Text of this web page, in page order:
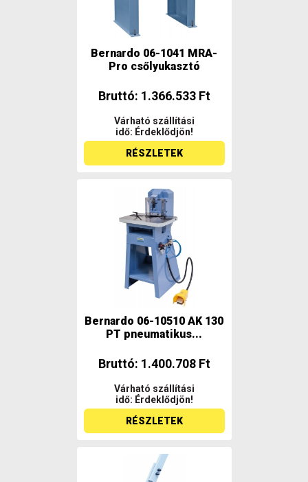
Bernardo 06-1041 MRA-
Pro csőlyukasztó
Bruttó: 1.366.533 Ft
Várható szállítási
idő: Érdeklődjön!
RÉSZLETEK
Bernardo 06-10510 AK 130
PT pneumatikus...
Bruttó: 1.400.708 Ft
Várható szállítási
idő: Érdeklődjön!
RÉSZLETEK